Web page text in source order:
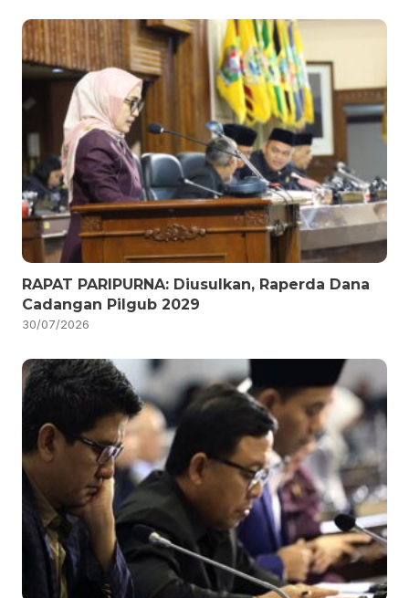
RAPAT PARIPURNA: Diusulkan, Raperda Dana
Cadangan Pilgub 2029
30/07/2026